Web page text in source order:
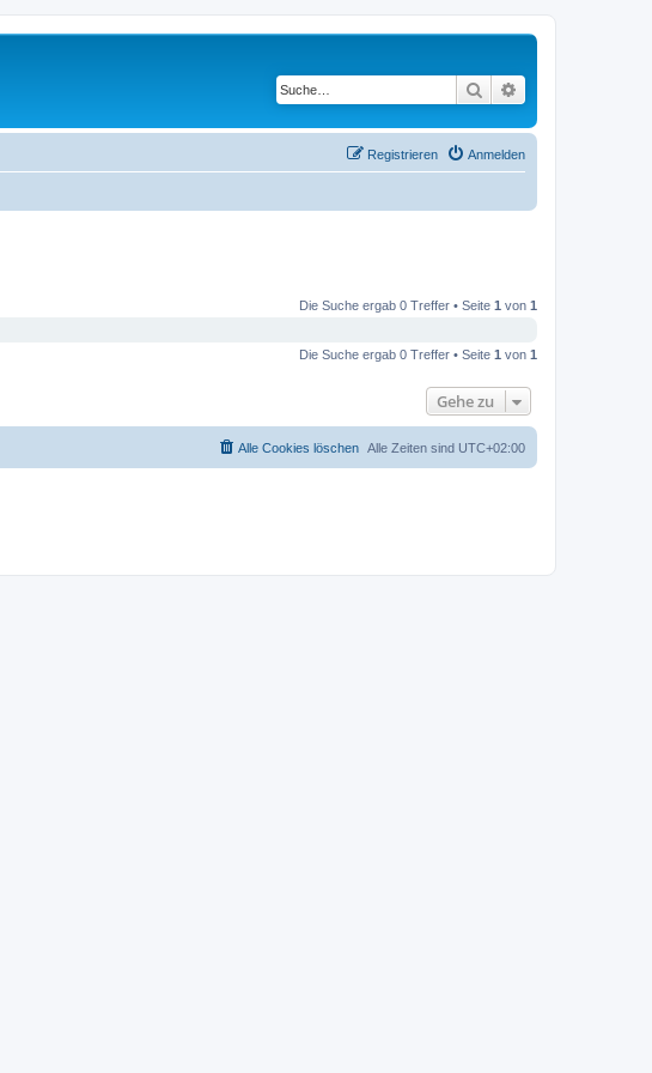
Suche
Anmelden
Registrieren
Die Suche ergab 0 Treffer • Seite 1 von 1
Die Suche ergab 0 Treffer • Seite 1 von 1
Gehe zu
Alle Zeiten sind UTC+02:00
Alle Cookies löschen